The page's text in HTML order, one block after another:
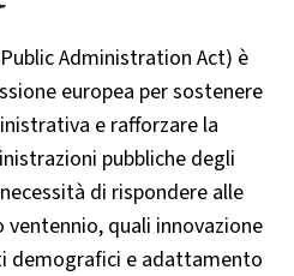
Administration Act) è
europea per sostenere
e rafforzare la
pubbliche degli
di rispondere alle
quali innovazione
demografici e adattamento